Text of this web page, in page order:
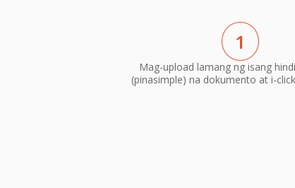
1
Mag-upload lamang ng isang
(pinasimple) na dokumento at i-